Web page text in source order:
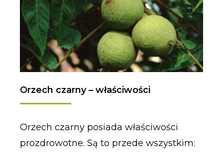
Orzech czarny – właściwości
Orzech czarny posiada właściwości
prozdrowotne. Są to przede wszystkim: